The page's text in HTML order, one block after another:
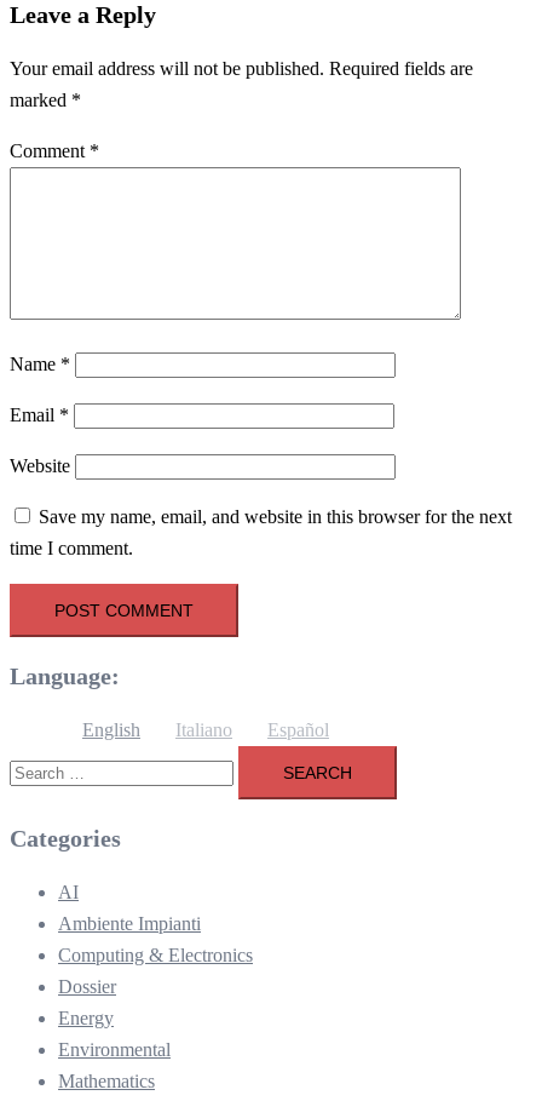
Leave a Reply
Your email address will not be published. Required fields are
marked *
Comment *
Name *
Email *
Website
Save my name, email, and website in this browser for the next
time I comment.
Language:
English Italiano
Español
Search
for:
Categories
AI
Ambiente Impianti
Computing & Electronics
Dossier
Energy
Environmental
Mathematics